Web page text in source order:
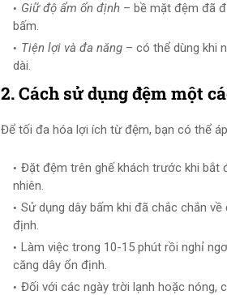
Giữ độ ẩm ổn định – bề mặt đệm đã
bấm.
Tiện lợi và đa năng – có thể dùng khi
dài.
2. Cách sử dụng đệm một
Để tối đa hóa lợi ích từ đệm, bạn có thể
Đặt đệm trên ghế khách trước khi
nhiên.
Sử dụng dây bấm khi đã chắc chắn
định.
Làm việc trong 10-15 phút rồi nghỉ
căng dây ổn định.
Đối với các ngày trời lạnh hoặc nóng,